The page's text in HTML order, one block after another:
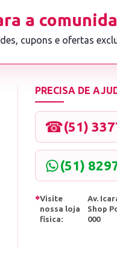
a
cupons e ofertas
PRECISA DE
☎(51)
(51)
⌖Visite
nossa loja
fisica:
Av.
Shop
000